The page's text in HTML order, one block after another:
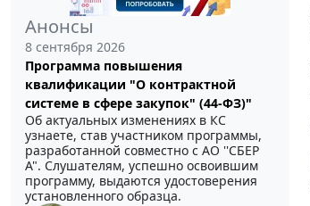
Анонсы
8 сентября 2026
Программа повышения
квалификации "О контрактной
системе в сфере закупок" (44-ФЗ)"
Об актуальных изменениях в КС
узнаете, став участником программы,
разработанной совместно с АО ''СБЕР
А". Слушателям, успешно освоившим
программу, выдаются удостоверения
установленного образца.